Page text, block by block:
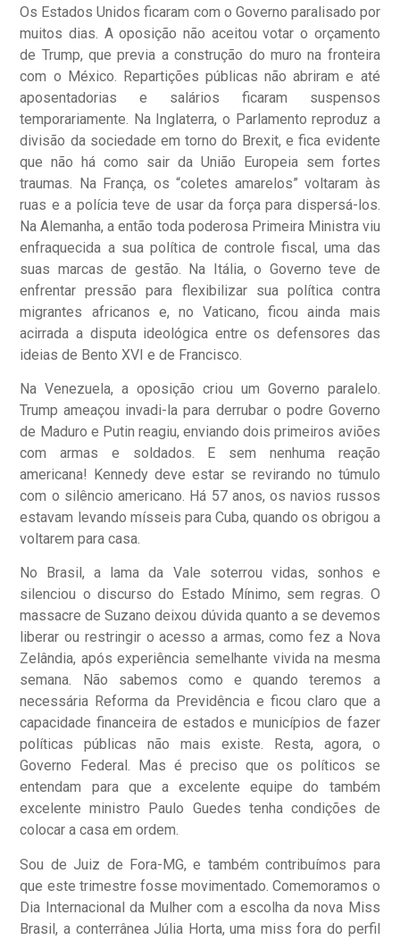
Os Estados Unidos ficaram com o Governo paralisado por
muitos dias. A oposição não aceitou votar o orçamento
de Trump, que previa a construção do muro na fronteira
com o México. Repartições públicas não abriram e até
aposentadorias e salários ficaram suspensos
temporariamente. Na Inglaterra, o Parlamento reproduz a
divisão da sociedade em torno do Brexit, e fica evidente
que não há como sair da União Europeia sem fortes
traumas. Na França, os “coletes amarelos” voltaram às
ruas e a polícia teve de usar da força para dispersá-los.
Na Alemanha, a então toda poderosa Primeira Ministra viu
enfraquecida a sua política de controle fiscal, uma das
suas marcas de gestão. Na Itália, o Governo teve de
enfrentar pressão para flexibilizar sua política contra
migrantes africanos e, no Vaticano, ficou ainda mais
acirrada a disputa ideológica entre os defensores das
ideias de Bento XVI e de Francisco.
Na Venezuela, a oposição criou um Governo paralelo.
Trump ameaçou invadi-la para derrubar o podre Governo
de Maduro e Putin reagiu, enviando dois primeiros aviões
com armas e soldados. E sem nenhuma reação
americana! Kennedy deve estar se revirando no túmulo
com o silêncio americano. Há 57 anos, os navios russos
estavam levando mísseis para Cuba, quando os obrigou a
voltarem para casa.
No Brasil, a lama da Vale soterrou vidas, sonhos e
silenciou o discurso do Estado Mínimo, sem regras. O
massacre de Suzano deixou dúvida quanto a se devemos
liberar ou restringir o acesso a armas, como fez a Nova
Zelândia, após experiência semelhante vivida na mesma
semana. Não sabemos como e quando teremos a
necessária Reforma da Previdência e ficou claro que a
capacidade financeira de estados e municípios de fazer
políticas públicas não mais existe. Resta, agora, o
Governo Federal. Mas é preciso que os políticos se
entendam para que a excelente equipe do também
excelente ministro Paulo Guedes tenha condições de
colocar a casa em ordem.
Sou de Juiz de Fora-MG, e também contribuímos para
que este trimestre fosse movimentado. Comemoramos o
Dia Internacional da Mulher com a escolha da nova Miss
Brasil, a conterrânea Júlia Horta, uma miss fora do perfil